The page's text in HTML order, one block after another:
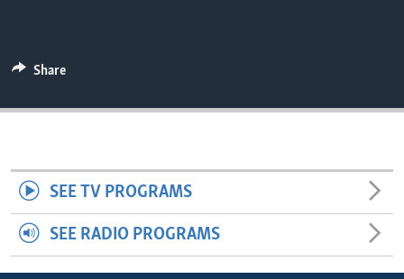
Share
SEE TV PROGRAMS
SEE RADIO PROGRAMS